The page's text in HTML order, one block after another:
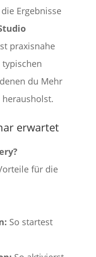
Ergebnisse
praxisnahe
typischen
du Mehr
herausholst.
erwartet
für die
So startest